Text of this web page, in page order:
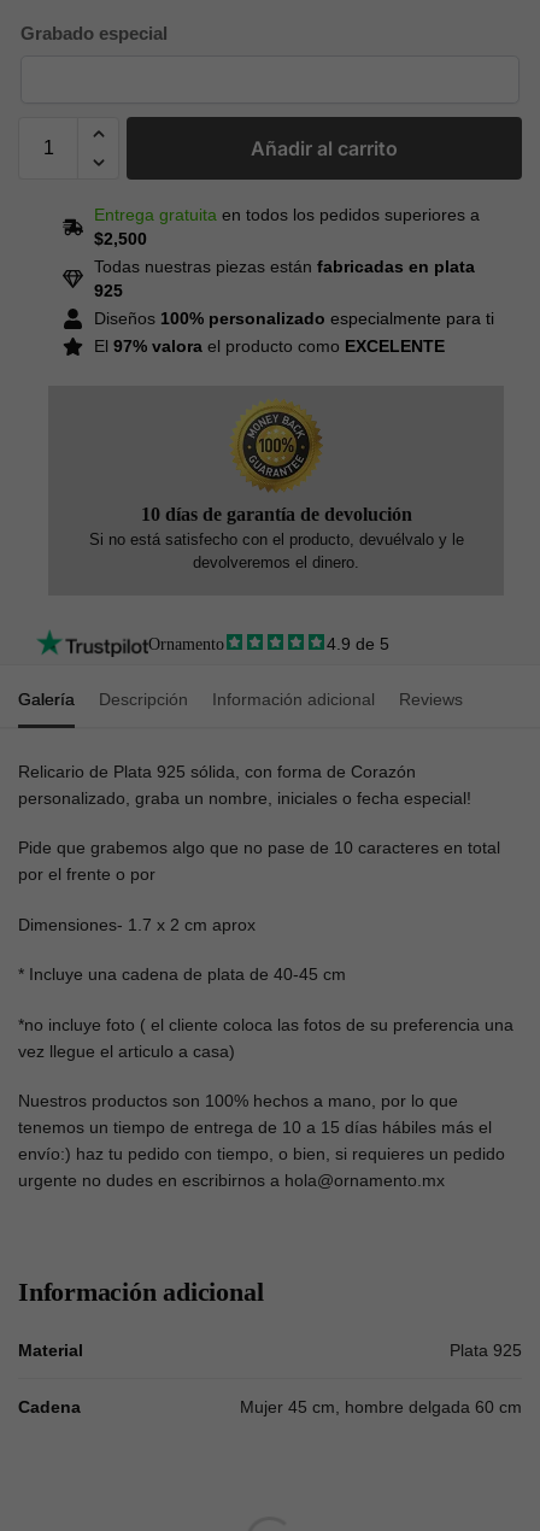
Grabado especial
Añadir al carrito
Entrega gratuitaen todos los pedidos superiores a
$2,500
Todas nuestras piezas estánfabricadas en plata
925
Diseños 100% personalizado especialmente para ti
El97% valora el producto como EXCELENTE
10 días de garantía de devolución
Si no está satisfecho con el producto, devuélvalo y le
devolveremos el dinero.
Ornamento 4.9 de 5
Galería Descripción Información adicional Reviews
Relicario de Plata 925 sólida, con forma de Corazón
personalizado, graba un nombre, iniciales o fecha especial!
Pide que grabemos algo que no pase de 10 caracteres en total
por el frente o por
Dimensiones- 1.7 x 2 cm aprox
* Incluye una cadena de plata de 40-45 cm
*no incluye foto ( el cliente coloca las fotos de su preferencia una
vez llegue el articulo a casa)
Nuestros productos son 100% hechos a mano, por lo que
tenemos un tiempo de entrega de 10 a 15 días hábiles más el
envío:) haz tu pedido con tiempo, o bien, si requieres un pedido
urgente no dudes en escribirnos a hola@ornamento.mx
Información adicional
Material Plata 925
Cadena Mujer 45 cm, hombre delgada 60 cm